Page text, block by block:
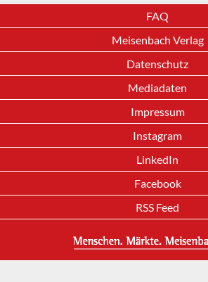
FAQ
Meisenbach Verlag
Datenschutz
Mediadaten
Impressum
Instagram
LinkedIn
Facebook
RSS Feed